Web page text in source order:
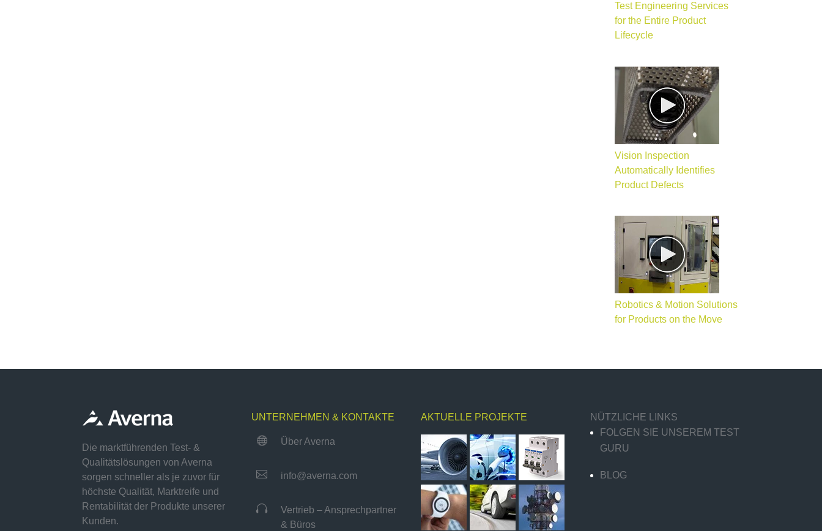
Test Engineering Services
for the Entire Product
Lifecycle
Vision Inspection
Automatically Identifies
Product Defects
Robotics & Motion Solutions
for Products on the Move
Die marktführenden Test- &
Qualitätslösungen von Averna
sorgen schneller als je zuvor für
höchste Qualität, Marktreife und
Rentabilität der Produkte unserer
Kunden.
UNTERNEHMEN & KONTAKTE
 Über Averna
 info@averna.com

Vertrieb – Ansprechpartner
& Büros
AKTUELLE PROJEKTE
NÜTZLICHE LINKS
FOLGEN SIE UNSEREM TEST
GURU
BLOG